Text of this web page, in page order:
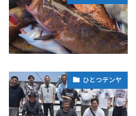
ひとつテンヤ